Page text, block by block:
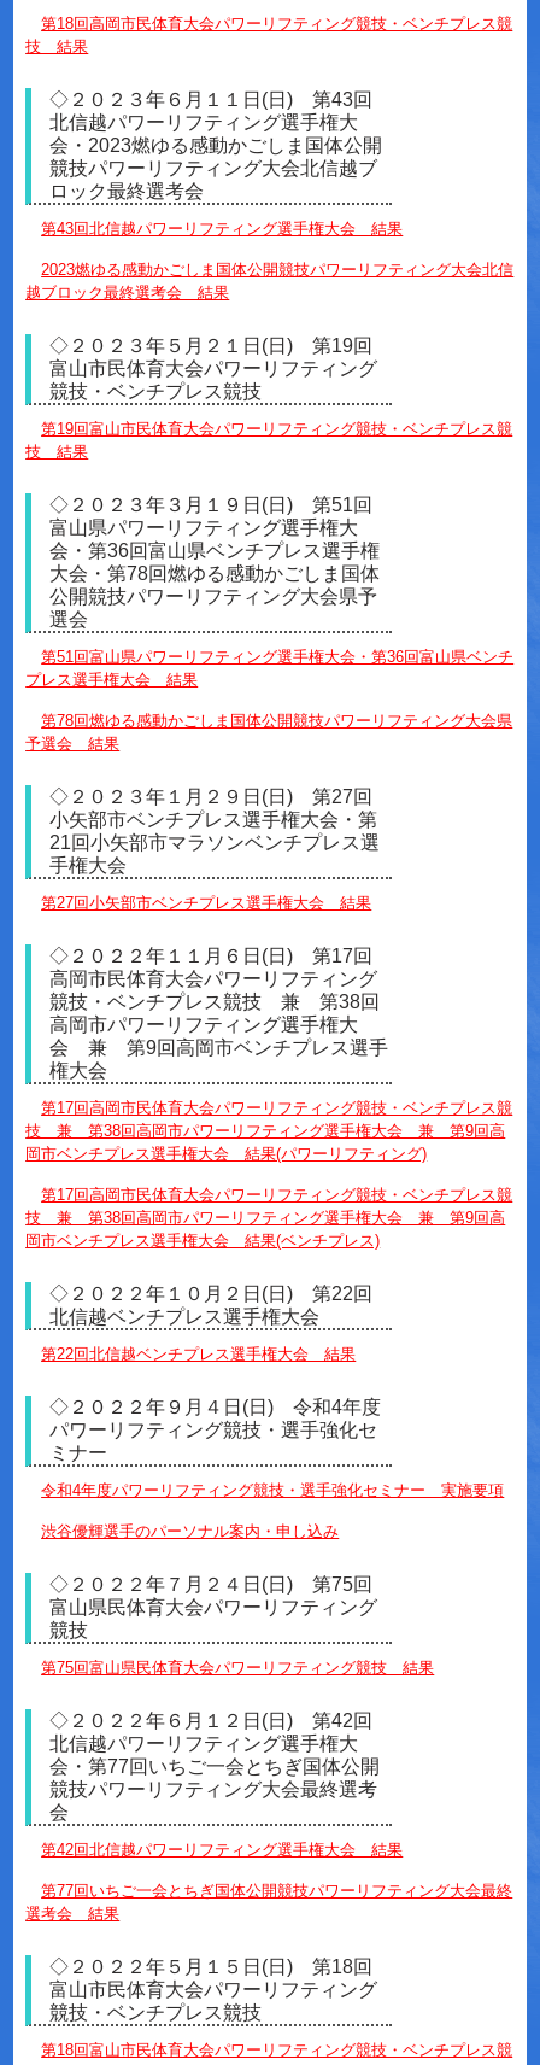
第18回高岡市民体育大会パワーリフティング競技・ベンチプレス競
技 結果
◇２０２３年６月１１日(日) 第43回
北信越パワーリフティング選手権大
会・2023燃ゆる感動かごしま国体公開
競技パワーリフティング大会北信越ブ
ロック最終選考会
第43回北信越パワーリフティング選手権大会 結果
2023燃ゆる感動かごしま国体公開競技パワーリフティング大会北信
越ブロック最終選考会 結果
◇２０２３年５月２１日(日) 第19回
富山市民体育大会パワーリフティング
競技・ベンチプレス競技
第19回富山市民体育大会パワーリフティング競技・ベンチプレス競
技 結果
◇２０２３年３月１９日(日) 第51回
富山県パワーリフティング選手権大
会・第36回富山県ベンチプレス選手権
大会・第78回燃ゆる感動かごしま国体
公開競技パワーリフティング大会県予
選会
第51回富山県パワーリフティング選手権大会・第36回富山県ベンチ
プレス選手権大会 結果
第78回燃ゆる感動かごしま国体公開競技パワーリフティング大会県
予選会 結果
◇２０２３年１月２９日(日) 第27回
小矢部市ベンチプレス選手権大会・第
21回小矢部市マラソンベンチプレス選
手権大会
第27回小矢部市ベンチプレス選手権大会 結果
◇２０２２年１１月６日(日) 第17回
高岡市民体育大会パワーリフティング
競技・ベンチプレス競技 兼 第38回
高岡市パワーリフティング選手権大
会 兼 第9回高岡市ベンチプレス選手
権大会
第17回高岡市民体育大会パワーリフティング競技・ベンチプレス競
技 兼 第38回高岡市パワーリフティング選手権大会 兼 第9回高
岡市ベンチプレス選手権大会 結果(パワーリフティング)
第17回高岡市民体育大会パワーリフティング競技・ベンチプレス競
技 兼 第38回高岡市パワーリフティング選手権大会 兼 第9回高
岡市ベンチプレス選手権大会 結果(ベンチプレス)
◇２０２２年１０月２日(日) 第22回
北信越ベンチプレス選手権大会
第22回北信越ベンチプレス選手権大会 結果
◇２０２２年９月４日(日) 令和4年度
パワーリフティング競技・選手強化セ
ミナー
令和4年度パワーリフティング競技・選手強化セミナー 実施要項
渋谷優輝選手のパーソナル案内・申し込み
◇２０２２年７月２４日(日) 第75回
富山県民体育大会パワーリフティング
競技
第75回富山県民体育大会パワーリフティング競技 結果
◇２０２２年６月１２日(日) 第42回
北信越パワーリフティング選手権大
会・第77回いちご一会とちぎ国体公開
競技パワーリフティング大会最終選考
会
第42回北信越パワーリフティング選手権大会 結果
第77回いちご一会とちぎ国体公開競技パワーリフティング大会最終
選考会 結果
◇２０２２年５月１５日(日) 第18回
富山市民体育大会パワーリフティング
競技・ベンチプレス競技
第18回富山市民体育大会パワーリフティング競技・ベンチプレス競